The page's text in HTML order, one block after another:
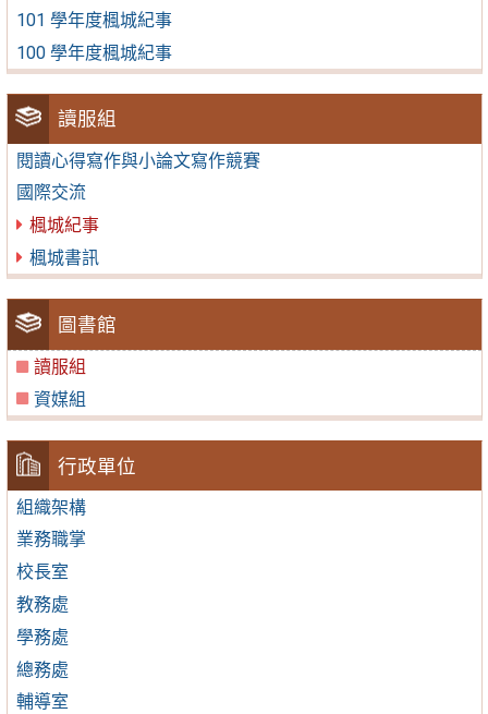
101 學年度楓城紀事
100 學年度楓城紀事
讀服組
閱讀心得寫作與小論文寫作競賽
國際交流
楓城紀事
楓城書訊
圖書館
讀服組
資媒組
行政單位
組織架構
業務職掌
校長室
教務處
學務處
總務處
輔導室